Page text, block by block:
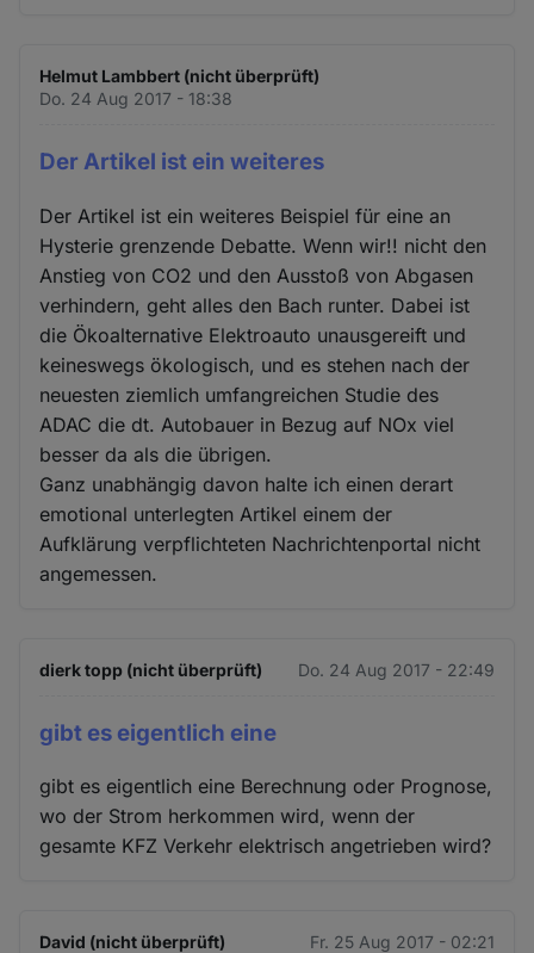
Helmut Lambbert (nicht überprüft)
Do. 24 Aug 2017 - 18:38
Der Artikel ist ein weiteres
Der Artikel ist ein weiteres Beispiel für eine an
Hysterie grenzende Debatte. Wenn wir!! nicht den
Anstieg von CO2 und den Ausstoß von Abgasen
verhindern, geht alles den Bach runter. Dabei ist
die Ökoalternative Elektroauto unausgereift und
keineswegs ökologisch, und es stehen nach der
neuesten ziemlich umfangreichen Studie des
ADAC die dt. Autobauer in Bezug auf NOx viel
besser da als die übrigen.
Ganz unabhängig davon halte ich einen derart
emotional unterlegten Artikel einem der
Aufklärung verpflichteten Nachrichtenportal nicht
angemessen.
dierk topp (nicht überprüft) Do. 24 Aug 2017 - 22:49
gibt es eigentlich eine
gibt es eigentlich eine Berechnung oder Prognose,
wo der Strom herkommen wird, wenn der
gesamte KFZ Verkehr elektrisch angetrieben wird?
David (nicht überprüft) Fr. 25 Aug 2017 - 02:21